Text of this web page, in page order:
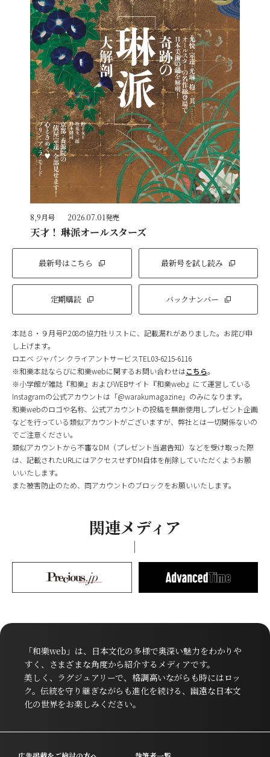
8,9月号 2026.07.01発売
天才！ 琳派オールスターズ
最新号はこちら 最新号を試し読み
定期購読 バックナンバー
本誌８・９月号P.208の協力社リストに、記載漏れがありました。お詫び申
し上げます。
ロエベ ジャパン クライアントサービスTEL03-6215-6116
※和樂本誌ならびに和樂webに関するお問い合わせはこちら。
※小学館が雑誌『和樂』およびWEBサイト『和樂web』にて運営している
Instagramの公式アカウントは「@warakumagazine」のみになります。
和樂webのロゴや名称、公式アカウントの投稿を無断使用しプレゼント企画
などを行っている類似アカウントがございますが、弊社とは一切関係ないの
でご注意ください。
類似アカウントから不審なDM（プレゼント当選告知）などを受け取った際
は、記載されたURLにはアクセスせずDM自体を削除していただくようお願
いいたします。
また被害防止のため、同アカウントのブロックをお願いいたします。
関連メディア
「和樂web」は、日本文化の多様で奥深い魅力をわかりや
すく、さまざまな角度から紹介するメディアです。
美しく、ラグジュアリーで、格調高いながらも時にはロッ
ク。伝統を守り継ぎながらも進化を続ける、幽遠な日本文
化の世界をお楽しみください。